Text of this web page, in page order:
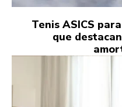
Tenis ASICS
que